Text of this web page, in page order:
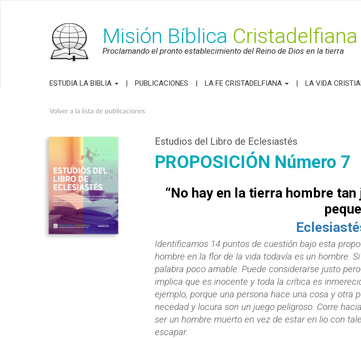
Misión Bíblica Cristadelfiana
Proclamando el pronto establecimiento del Reino de Dios en la tierra
ESTUDIA LA BIBLIA PUBLICACIONES LA FE CRISTADELFIANA LA VIDA
Volver a la lista de publicaciones
Estudios del Libro de Eclesiastés
PROPOSICIÓN Número 7
“No hay en la tierra hombre
Identificamos 14 puntos de cuestión bajo esta
hombre en la flor de la vida todavía es un hombre.
palabra poco amable. Puede considerarse justo
implica que es inocente y toda la crítica es
ejemplo, porque una persona hace una cosa y otra
necedad y locura son un juego peligroso. Corre
ser un hombre muerto en vez de estar en lio con
escapar.